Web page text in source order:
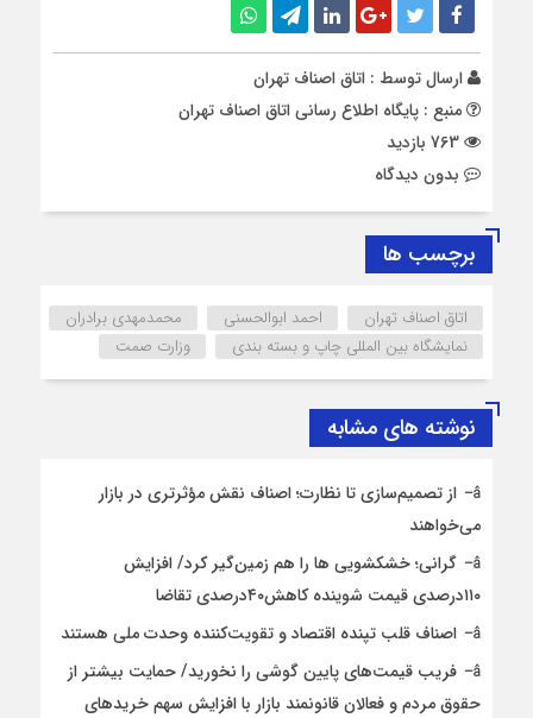
ارسال توسط : اتاق اصناف تهران
منبع : پایگاه اطلاع رسانی اتاق اصناف تهران
بدون دیدگاه
برچسب ها
اتاق اصناف تهران احمد ابوالحسنی
محمدمهدی برادران
نمایشگاه بین المللی چاپ و بسته بندی
وزارت صمت
نوشته های مشابه
از تصمیم‌سازی تا نظارت؛ اصناف نقش مؤثرتری در بازار
می‌خواهند
گرانی؛ خشکشویی‌ ها را هم زمین‌گیر کرد/ افزایش
۱۱۰درصدی قیمت شوینده کاهش۴۰درصدی تقاضا
اصناف قلب تپنده اقتصاد و تقویت‌کننده وحدت ملی هستند
فریب قیمت‌های پایین گوشی را نخورید/ حمایت بیشتر از
حقوق مردم و فعالان قانونمند بازار با افزایش سهم خریدهای